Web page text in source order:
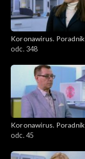
Koronawirus. Poradnik
odc. 348
Koronawirus. Poradnik
odc. 45